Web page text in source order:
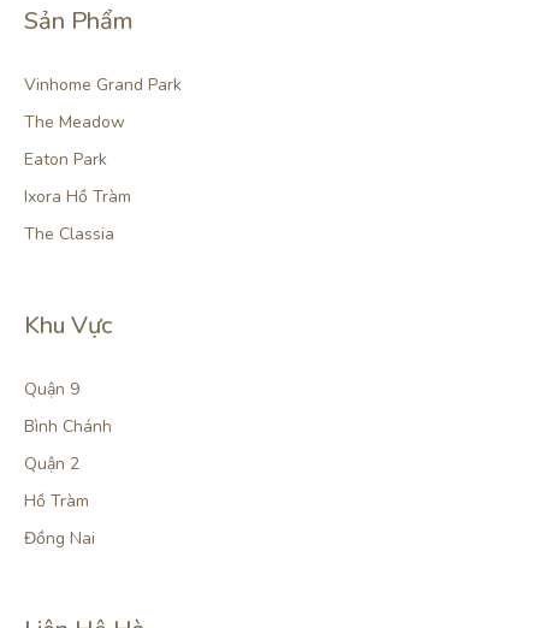
Sản Phẩm
Vinhome Grand Park
The Meadow
Eaton Park
Ixora Hồ Tràm
The Classia
Khu Vực
Quận 9
Bình Chánh
Quận 2
Hồ Tràm
Đồng Nai